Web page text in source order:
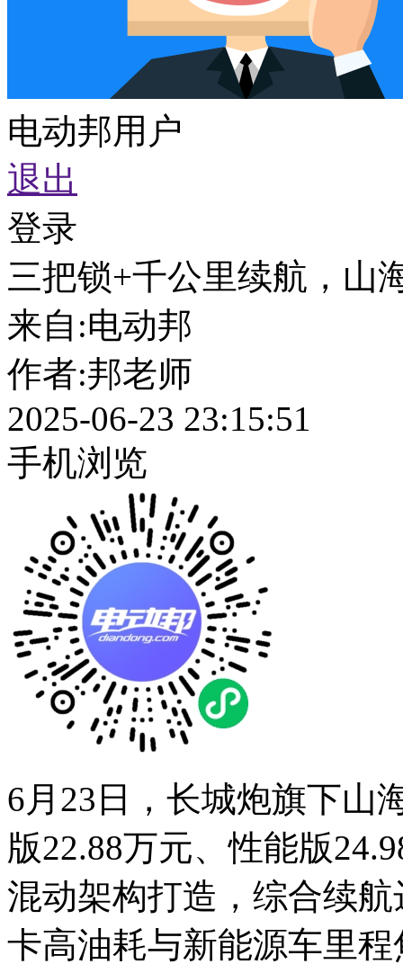
电动邦用户
退出
登录
三把锁+千公里续航，山
来自:电动邦
作者:邦老师
2025-06-23 23:15:51
手机浏览
6月23日，长城炮旗下山
版22.88万元、性能版
混动架构打造，综合续
卡高油耗与新能源车里